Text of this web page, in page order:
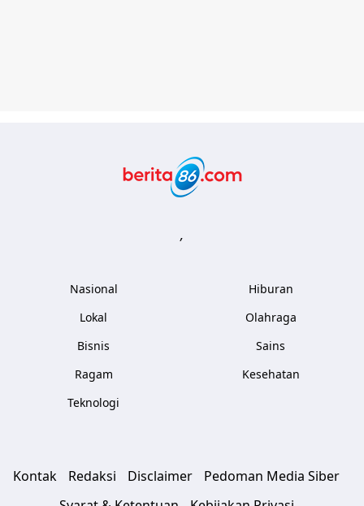
,
Nasional
Lokal
Bisnis
Ragam
Teknologi
Hiburan
Olahraga
Sains
Kesehatan
Kontak Redaksi Disclaimer
Pedoman Media Siber